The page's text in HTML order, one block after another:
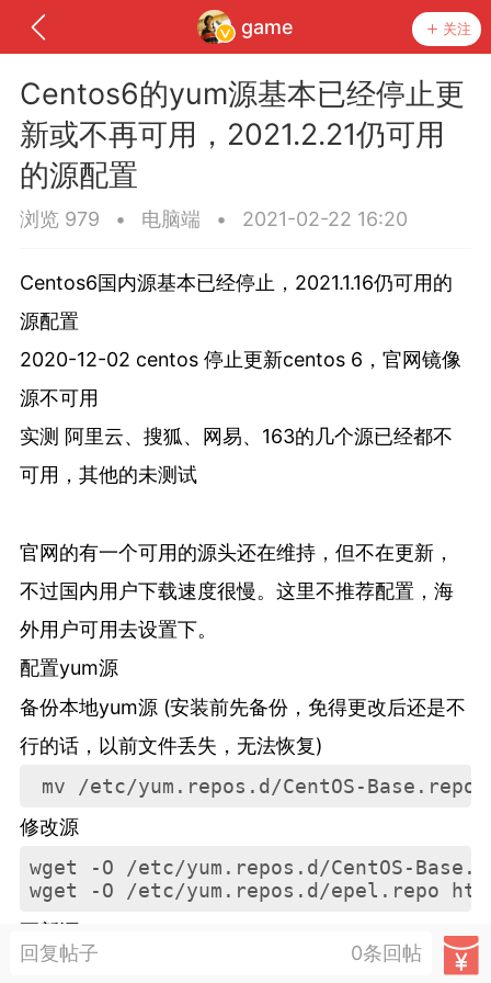
game 关注
驻 菜鸟阁学
任务
游戏 问答
人必看
秀圈子
大神入驻,菜鸟阁有您更精彩! 2020/9/18
鸟阁
回复帖子 0条回帖
Centos6的yum源基本已经停止更
新或不再可用，2021.2.21仍可用
的源配置
浏览 979 • 电脑端 • 2021-02-22 16:20
Centos6国内源基本已经停止，2021.1.16仍可用的
源配置
2020-12-02 centos 停止更新centos 6，官网镜像
源不可用
实测 阿里云、搜狐、网易、163的几个源已经都不
可用，其他的未测试
官网的有一个可用的源头还在维持，但不在更新，
不过国内用户下载速度很慢。这里不推荐配置，海
外用户可用去设置下。
配置yum源
备份本地yum源 (安装前先备份，免得更改后还是不
行的话，以前文件丢失，无法恢复)
mv /etc/yum.repos.d/CentOS-
修改源
wget -O /etc/yum.repos.d/CentOS-
wget -O /etc/yum.repos.d/epel.repo
更新源